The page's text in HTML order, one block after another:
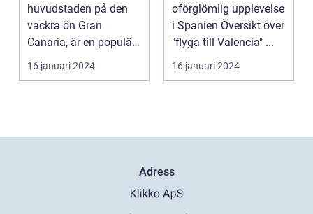
huvudstaden på den
vackra ön Gran
Canaria, är en populär
resedestination för
privatperso...
16 januari 2024
oförglömlig upplevelse
i Spanien Översikt över
"flyga till Valencia" ...
16 januari 2024
Adress